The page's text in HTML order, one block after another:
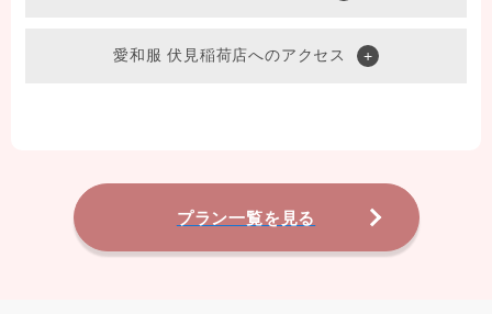
愛和服 伏見稲荷店へのアクセス
プラン一覧を見る